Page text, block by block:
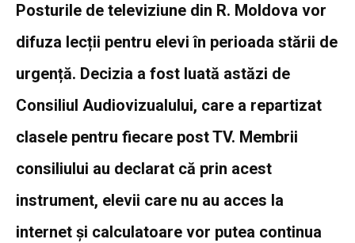
Posturile de televiziune din R. Moldova vor
difuza lecții pentru elevi în perioada stării de
urgență. Decizia a fost luată astăzi de
Consiliul Audiovizualului, care a repartizat
clasele pentru fiecare post TV. Membrii
consiliului au declarat că prin acest
instrument, elevii care nu au acces la
internet și calculatoare vor putea continua